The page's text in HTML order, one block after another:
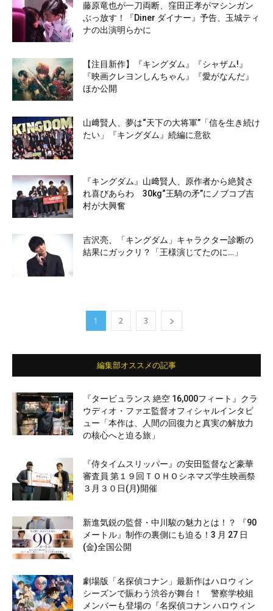
藤原竜也が一刀両断、窪田正孝がマシンガン
ぶっ放す！『Diner ダイナー』予告、玉城ティ
ナの出演明らかに
【注目新作】『キングダム』『シャザム!』
『映画クレヨンしんちゃん』『愛がなんだ』
ほか公開
山﨑賢人、夢は“天下の大将軍”「信を生き続け
たい」『キングダム』続編に意欲
『キングダム』山﨑賢人、原作者から絶賛さ
れ喜びあらわ 30kg“王騎の矛”にノブコブ吉
村が大興奮
吉沢亮、「キングダム」キャラクター診断の
結果にガックリ？「王様演じてたのに…」
1 2 3
編集部オススメの記事
『タービュランス 絶空 16,000フィート』クラ
ウディオ・ファエ監督オフィシャルインタビ
ュー「本作は、人間の回復力と真実の解放力
の核心へと迫る旅」
『侍タイムスリッパー』の安田監督など豪華
審査員 第１９回ＴＯＨＯシネマズ学生映画祭
３月３０日(月)開催
新進気鋭の監督・中川駿の魅力とは！？ 『90
メートル』制作の裏側にも迫る！3 月 27 日
(金)全国公開
劇場版「名探偵コナン」最新作はハロウィン
シーズンで賑わう渋谷が舞台！ 警察学校組
メンバーも登場の『名探偵コナン ハロウィン